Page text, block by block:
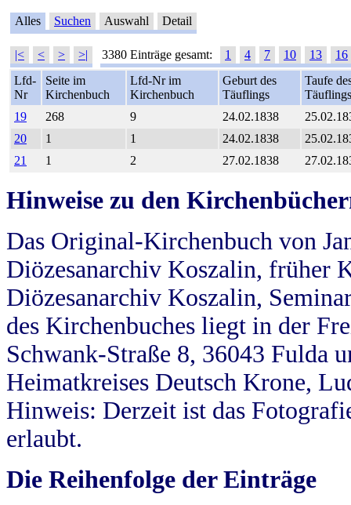
Alles Suchen Auswahl Detail
|< < > >| 3380 Einträge gesamt: 1 4 7 10 13
16
Lfd-
Nr
Seite im
Kirchenbuch
Lfd-Nr im
Kirchenbuch
Geburt des
Täuflings
Taufe
Täuflings
19
268 9 24.02.1838
20
1 1 24.02.1838
21
1 2 27.02.1838
Hinweise zu den
Das Original-Kirchenbuch von
Diözesanarchiv Koszalin, früher
Diözesanarchiv Koszalin,
des Kirchenbuches liegt in der
Schwank-Straße 8, 36043 Fulda
Heimatkreises Deutsch Krone,
Hinweis: Derzeit ist das
erlaubt.
Die Reihenfolge der Einträge